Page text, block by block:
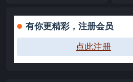
有你更精彩，注册会员
点此注册